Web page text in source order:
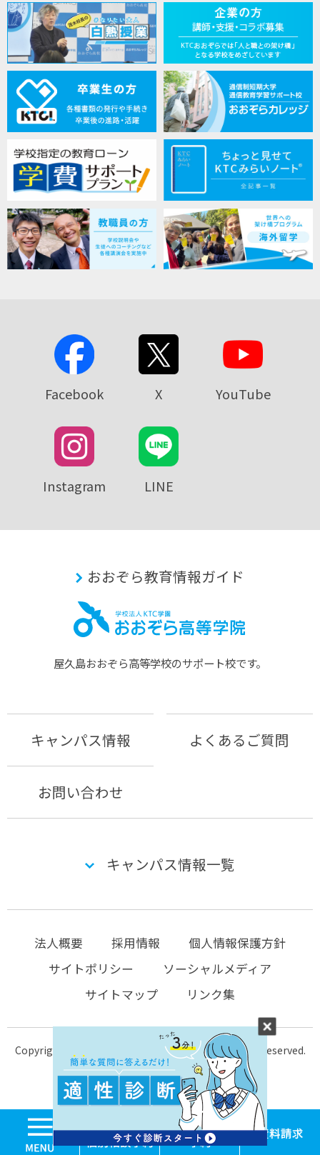
学校見学・個別相
体験入
Facebook X YouTube
Instagram LINE
おおぞら教育情報ガイド
屋久島おおぞら⾼等学校のサポート校です。
キャンパス情報 よくあるご質問
お問い合わせ
キャンパス情報一覧
法人概要 採用情報
個人情報保護方針
サイトポリシー
ソーシャルメディア
サイトマップ
リンク集
Copyright © 2004-2026 KTC-school.com All Rights Reserved.